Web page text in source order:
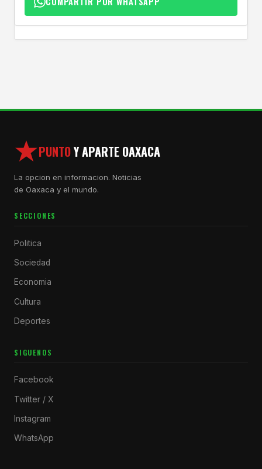
PUNTOY APARTE OAXACA
La opcion en informacion. Noticias
de Oaxaca y el mundo.
SECCIONES
Politica
Sociedad
Economia
Cultura
Deportes
SIGUENOS
Facebook
Twitter / X
Instagram
WhatsApp